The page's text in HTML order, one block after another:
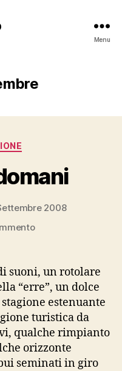
Menu
2008
su
domani
suoni, un rotolare
“erre”, un dolce
estenuante
turistica da
qualche rimpianto
orizzonte
seminati in giro